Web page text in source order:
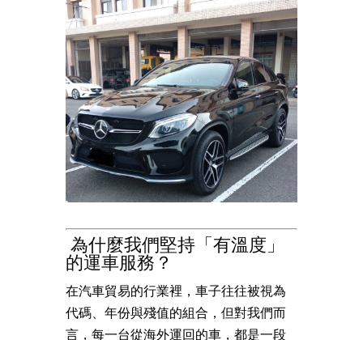
為什麼我們堅持「有溫度」
的運車服務？
在汽車貿易的行業裡，車子往往被視為
代碼、年份與殘值的組合，但對我們而
言，每一台從海外運回的車，都是一段